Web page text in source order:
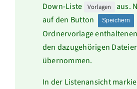
Down-Liste
Vorlagen
aus.
auf den Button
Speichern
Ordnervorlage
den dazugehörigen
übernommen.
In der Listenansicht